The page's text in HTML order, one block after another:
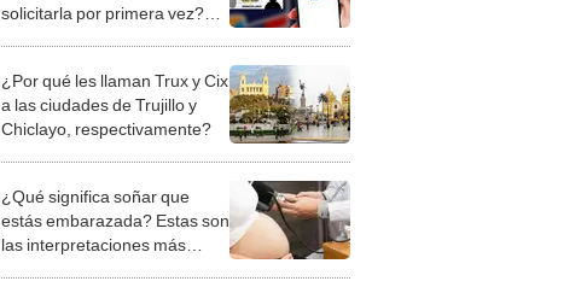
solicitarla por primera vez?
¿Por qué les llaman Trux y Cix
a las ciudades de Trujillo y
Chiclayo, respectivamente?
¿Qué significa soñar que
estás embarazada? Estas son
las interpretaciones más